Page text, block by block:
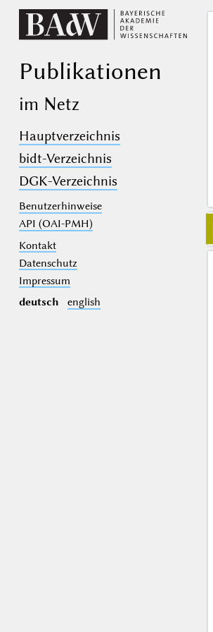
Publikationen
im Netz
Hauptverzeichnis
bidt-Verzeichnis
DGK-Verzeichnis
Benutzerhinweise
API (OAI-PMH)
Kontakt
Datenschutz
Impressum
deutsch
english